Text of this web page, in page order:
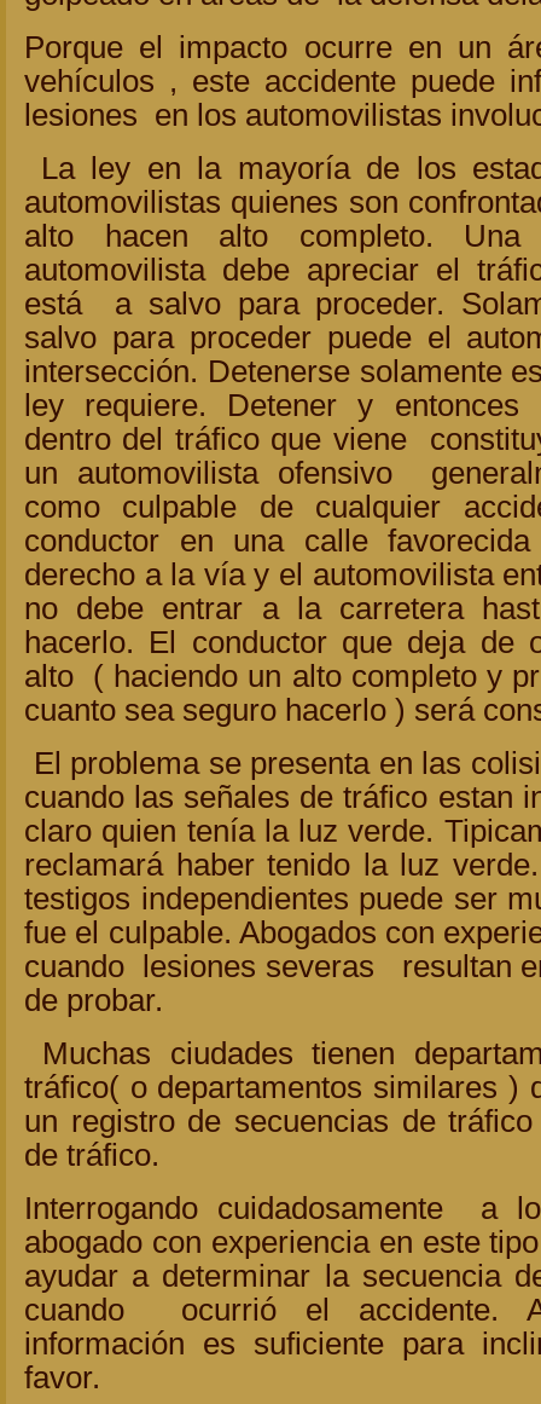
Porque el impacto ocurre en un
vehículos , este accidente puede
lesiones en los automovilistas
La ley en la mayoría de los
automovilistas quienes son
alto hacen alto completo.
automovilista debe apreciar el
está a salvo para proceder.
salvo para proceder puede el
intersección. Detenerse solamente
ley requiere. Detener y
dentro del tráfico que viene
un automovilista ofensivo
como culpable de cualquier
conductor en una calle
derecho a la vía y el automovilista
no debe entrar a la carretera
hacerlo. El conductor que deja de
alto ( haciendo un alto completo y
cuanto sea seguro hacerlo ) será
El problema se presenta en las
cuando las señales de tráfico estan
claro quien tenía la luz verde.
reclamará haber tenido la luz
testigos independientes puede ser
fue el culpable. Abogados con
cuando lesiones severas resultan
de probar.
Muchas ciudades tienen
tráfico( o departamentos similares )
un registro de secuencias de
de tráfico.
Interrogando cuidadosamente a
abogado con experiencia en este
ayudar a determinar la secuencia
cuando ocurrió el accidente.
información es suficiente para
favor.